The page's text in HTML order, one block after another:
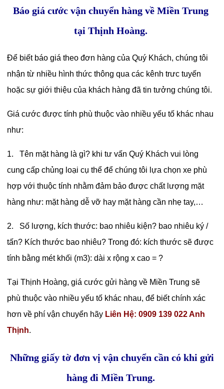
Báo giá cước vận chuyển hàng về Miền Trung
tại Thịnh Hoàng.
Để biết báo giá theo đơn hàng của Quý Khách, chúng tôi
nhận từ nhiều hình thức thông qua các kênh trưc tuyến
hoặc sự giới thiệu của khách hàng đã tin tưởng chúng tôi.
Giá cước được tính phù thuộc vào nhiều yếu tố khác nhau
như:
1. Tên mặt hàng là gì? khi tư vấn Quý Khách vui lòng
cung cấp chủng loại cụ thể để chúng tôi lựa chọn xe phù
hợp với thuộc tính nhằm đảm bảo được chất lượng mặt
hàng như: mặt hàng dễ vỡ hay mặt hàng cần nhẹ tay,…
2. Số lượng, kích thước: bao nhiêu kiện? bao nhiêu ký /
tấn? Kích thước bao nhiêu? Trong đó: kích thước sẽ được
tính bằng mét khối (m3): dài x rộng x cao = ?
Tại Thịnh Hoàng, giá cước gửi hàng về Miền Trung sẽ
phù thuộc vào nhiều yếu tố khác nhau, để biết chính xác
hơn về phí vận chuyển hãy Liên Hệ: 0909 139 022 Anh
Thịnh.
Những giấy tờ đơn vị vận chuyển cần có khi gửi
hàng đi Miền Trung.